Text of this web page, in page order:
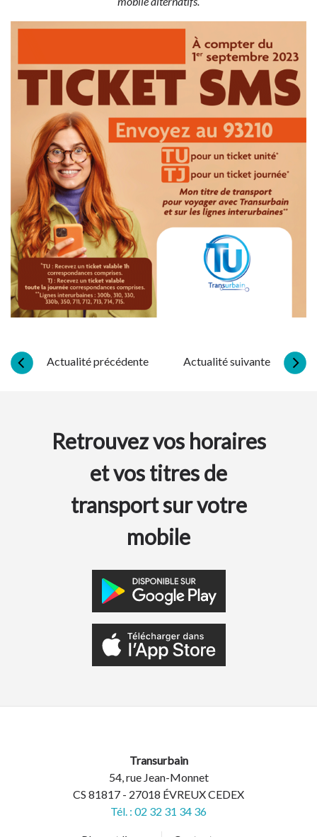
Actualité précédente Actualité suivante
Retrouvez vos horaires
et vos titres de
transport sur votre
mobile
Transurbain
54, rue Jean-Monnet
CS 81817 - 27018 ÉVREUX CEDEX
Tél. : 02 32 31 34 36